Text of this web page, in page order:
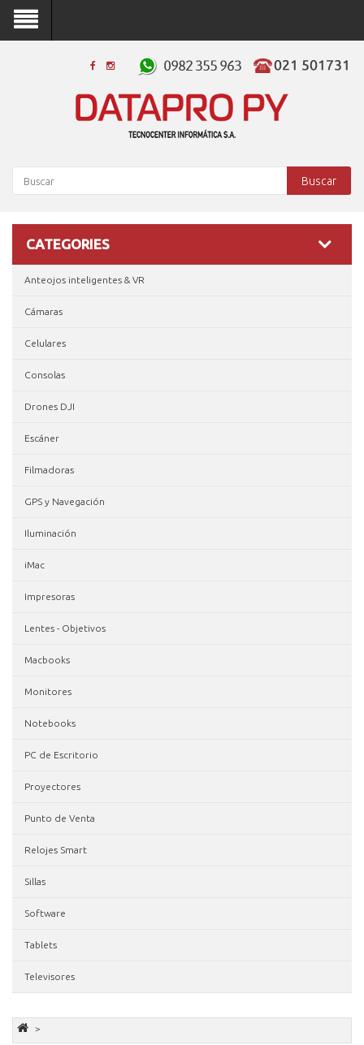
Buscar
CATEGORIES
Anteojos inteligentes & VR
Cámaras
Celulares
Consolas
Drones DJI
Escáner
Filmadoras
GPS y Navegación
Iluminación
iMac
Impresoras
Lentes - Objetivos
Macbooks
Monitores
Notebooks
PC de Escritorio
Proyectores
Punto de Venta
Relojes Smart
Sillas
Software
Tablets
Televisores